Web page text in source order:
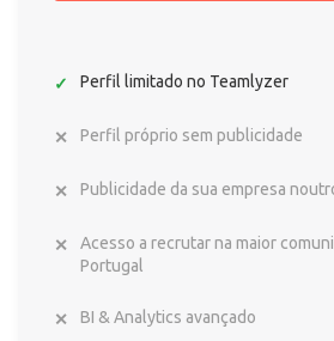
Perfil limitado no Teamlyzer
Perfil próprio sem publicidade
Publicidade da sua empresa
Acesso a recrutar na maior
Portugal
BI & Analytics avançado